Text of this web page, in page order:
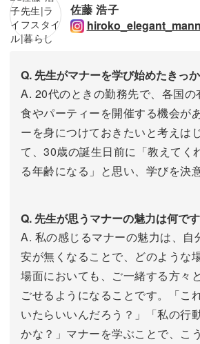
佐藤 浩子
Q. 先生がマナーを学び始めたきっ
A. 20代のときの勤務先で、各国の
食やパーティーを開催する機会が
ーを身につけておきたいと考えは
て、30歳の誕生日前に「教えてく
る年齢になる」と思い、学びを決
Q. 先生が思うマナーの魅力は何で
A. 私の感じるマナーの魅力は、自
安が無くなることで、どのような
場面においても、ご一緒する方々
ごせるようになることです。「こ
いたらいいんだろう？」「私の行
かな？」マナーを学ぶことで、こ